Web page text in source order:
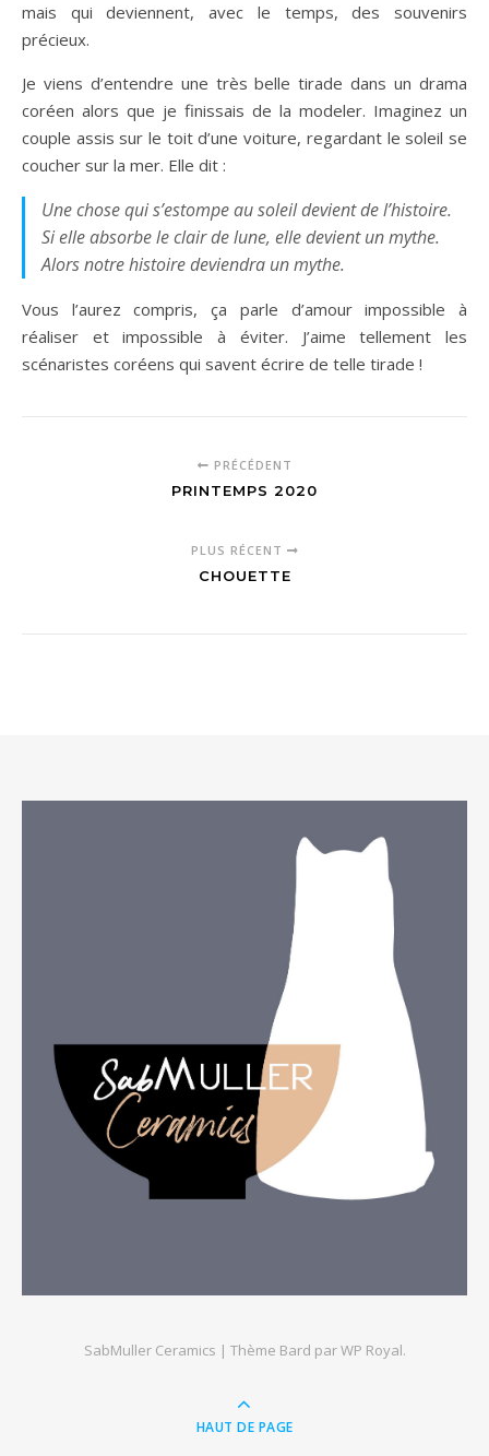
mais qui deviennent, avec le temps, des souvenirs
précieux.
Je viens d’entendre une très belle tirade dans un drama
coréen alors que je finissais de la modeler. Imaginez un
couple assis sur le toit d’une voiture, regardant le soleil se
coucher sur la mer. Elle dit :
Une chose qui s’estompe au soleil devient de l’histoire.
Si elle absorbe le clair de lune, elle devient un mythe.
Alors notre histoire deviendra un mythe.
Vous l’aurez compris, ça parle d’amour impossible à
réaliser et impossible à éviter. J’aime tellement les
scénaristes coréens qui savent écrire de telle tirade !
PRÉCÉDENT
PRINTEMPS 2020
PLUS RÉCENT
CHOUETTE
SabMuller Ceramics | Thème Bard parWP Royal.
HAUT DE PAGE